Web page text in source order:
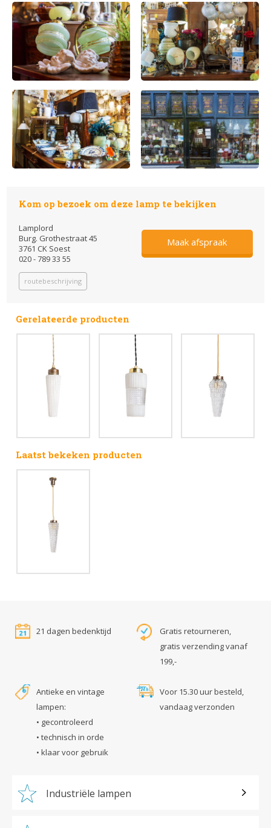
Kom op bezoek om deze lamp te bekijken
Lamplord
Burg. Grothestraat 45
3761 CK Soest
020 - 789 33 55
routebeschrijving
Maak afspraak
Gerelateerde producten
Laatst bekeken producten
21 dagen bedenktijd
Gratis retourneren,
gratis verzending vanaf
199,-
Antieke en vintage
lampen:
• gecontroleerd
• technisch in orde
• klaar voor gebruik
Voor 15.30 uur besteld,
vandaag verzonden
Industriële lampen